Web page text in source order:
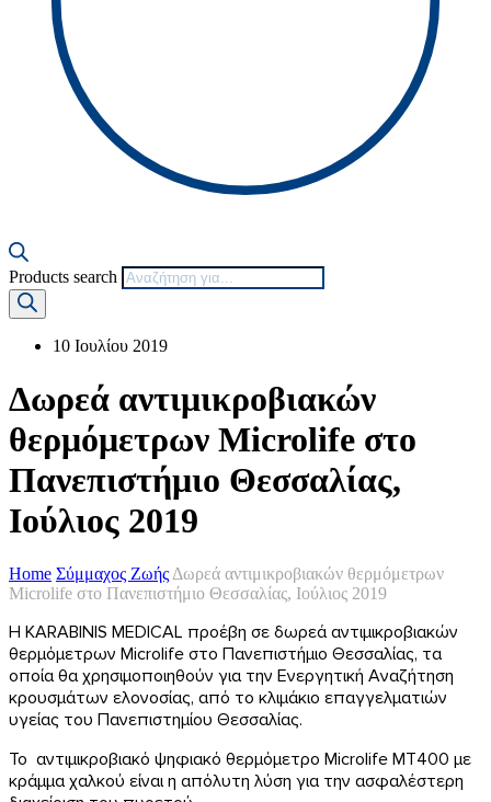
Products search
10 Ιουλίου 2019
Δωρεά αντιμικροβιακών
θερμόμετρων Microlife στο
Πανεπιστήμιο Θεσσαλίας,
Ιούλιος 2019
Home Σύμμαχος ΖωήςΔωρεά αντιμικροβιακών θερμόμετρων
Microlife στο Πανεπιστήμιο Θεσσαλίας, Ιούλιος 2019
Η KARABINIS MEDICAL προέβη σε δωρεά αντιμικροβιακών
θερμόμετρων Microlife στο Πανεπιστήμιο Θεσσαλίας, τα
οποία θα χρησιμοποιηθούν για την Ενεργητική Αναζήτηση
κρουσμάτων ελονοσίας, από το κλιμάκιο επαγγελματιών
υγείας του Πανεπιστημίου Θεσσαλίας.
Το αντιμικροβιακό ψηφιακό θερμόμετρο Microlife MT400 με
κράμμα χαλκού είναι η απόλυτη λύση για την ασφαλέστερη